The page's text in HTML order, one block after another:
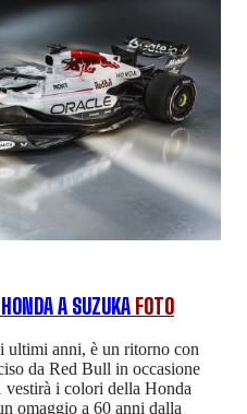
A SUZUKA FOTO
ultimi anni, è un ritorno con
da Red Bull in occasione
i colori della Honda
omaggio a 60 anni dalla